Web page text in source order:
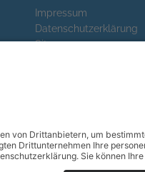
Impressum
Datenschutzerklärung
Sitemap